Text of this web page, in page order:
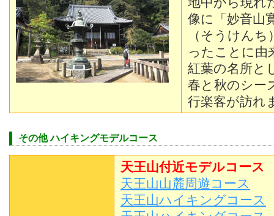
像に「妙音山
（そうけん
ったことに由
紅葉の名所と
春と秋のシー
行楽客が訪れ
その他 ハイキングモデルコース
天王山付近モデルコース
天王山山麓周遊コース
天王山ハイキングコース